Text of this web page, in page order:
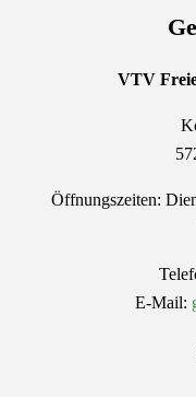
VTV
Öffnungszeiten:
E-Mail: